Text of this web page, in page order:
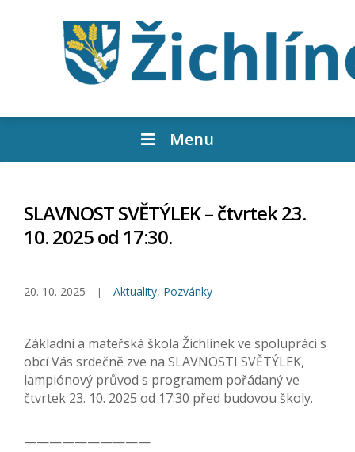
Menu
SLAVNOST SVĚTÝLEK – čtvrtek 23.
10. 2025 od 17:30.
20. 10. 2025 Aktuality, Pozvánky
Základní a mateřská škola Žichlínek ve spolupráci s
obcí Vás srdečně zve na SLAVNOSTI SVĚTÝLEK,
lampiónový průvod s programem pořádaný ve
čtvrtek 23. 10. 2025 od 17:30 před budovou školy.
——————————